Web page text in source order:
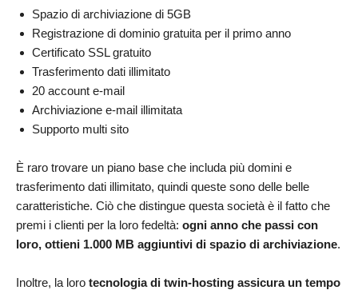
Spazio di archiviazione di 5GB
Registrazione di dominio gratuita per il primo anno
Certificato SSL gratuito
Trasferimento dati illimitato
20 account e-mail
Archiviazione e-mail illimitata
Supporto multi sito
È raro trovare un piano base che includa più domini e
trasferimento dati illimitato, quindi queste sono delle belle
caratteristiche. Ciò che distingue questa società è il fatto che
premi i clienti per la loro fedeltà: ogni anno che passi con
loro, ottieni 1.000 MB aggiuntivi di spazio di archiviazione.
Inoltre, la loro tecnologia di twin-hosting assicura un tempo